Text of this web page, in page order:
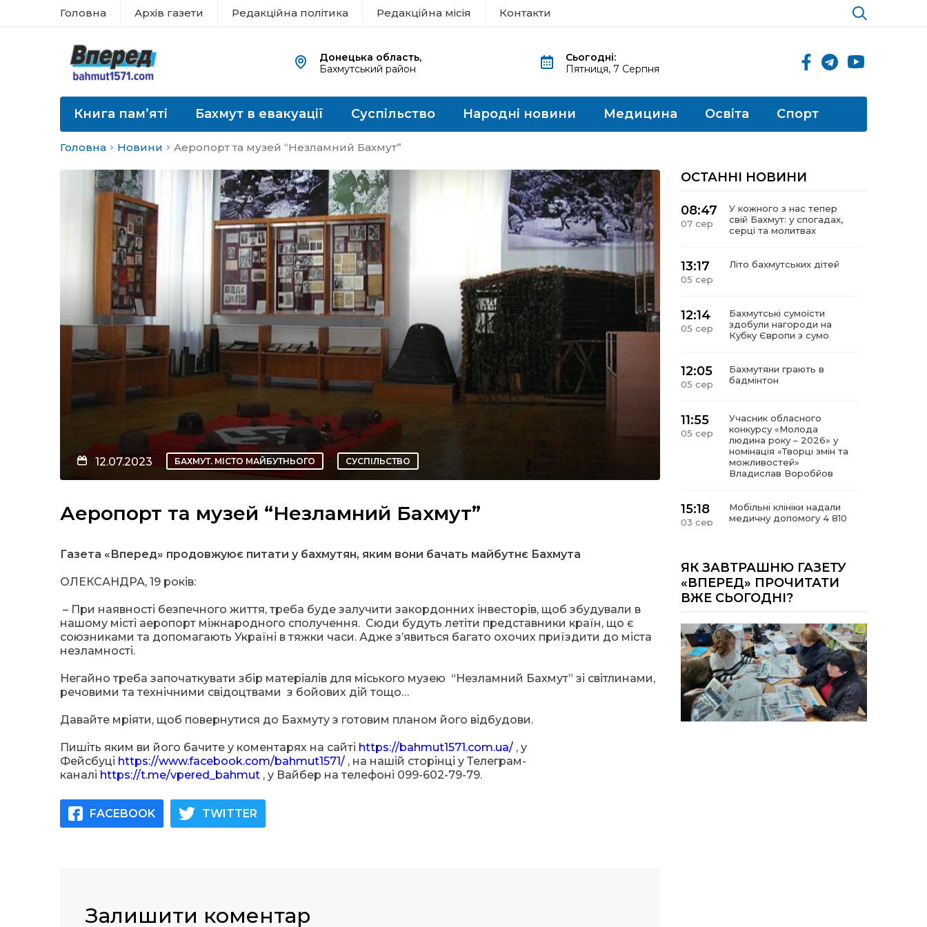
Головна Архів газети Редакційна політика Редакційна місія Контакти
Донецька область,
Бахмутський район
Сьогодні:
Пятниця, 7 Серпня
Книга пам’яті Бахмут в евакуації Суспільство Народні новини Медицина Освіта Спорт
Головна Новини Аеропорт та музей “Незламний Бахмут”
12.07.2023 БАХМУТ. МІСТО МАЙБУТНЬОГО СУСПІЛЬСТВО
Аеропорт та музей “Незламний Бахмут”
Газета «Вперед» продовжуює питати у бахмутян, яким вони бачать майбутнє Бахмута
ОЛЕКСАНДРА, 19 років:
– При наявності безпечного життя, треба буде залучити закордонних інвесторів, щоб збудували в
нашому місті аеропорт міжнародного сполучення. Сюди будуть летіти представники країн, що є
союзниками та допомагають Україні в тяжки часи. Адже з’явиться багато охочих приїздити до міста
незламності.
Негайно треба започаткувати збір матеріалів для міського музею “Незламний Бахмут” зі світлинами,
речовими та технічними свідоцтвами з бойових дій тощо…
Давайте мріяти, щоб повернутися до Бахмуту з готовим планом його відбудови.
Пишіть яким ви його бачите у коментарях на сайті https://bahmut1571.com.ua/ , у
Фейсбуці https://www.facebook.com/bahmut1571/ , на нашій сторінці у Телеграм-
каналі https://t.me/vpered_bahmut , у Вайбер на телефоні 099-602-79-79.
FACEBOOK TWITTER
Залишити коментар
ОСТАННІ НОВИНИ
08:47
07 сер
У кожного з нас тепер
свій Бахмут: у спогадах,
серці та молитвах
13:17
05 сер
Літо бахмутських дітей
12:14
05 сер
Бахмутські сумоїсти
здобули нагороди на
Кубку Європи з сумо
12:05
05 сер
Бахмутяни грають в
бадмінтон
11:55
05 сер
Учасник обласного
конкурсу «Молода
людина року – 2026» у
номінація «Творці змін та
можливостей»
Владислав Воробйов
15:18
03 сер
Мобільні клініки надали
медичну допомогу 4 810
09:27
03 сер
ВПО можуть не платити
за частину комунальних
послуг: про що йдеться
14:12
01 сер
розповіла, коли
переселенці втрачають
виплати та статус
внутрішньо переміщеної
особи
14:04
01 сер
Учасниця обласного
конкурсу «Молода
ЯК ЗАВТРАШНЮ ГАЗЕТУ
«ВПЕРЕД» ПРОЧИТАТИ
ВЖЕ СЬОГОДНІ?